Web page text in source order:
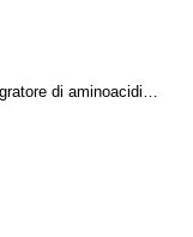
di aminoacidi…